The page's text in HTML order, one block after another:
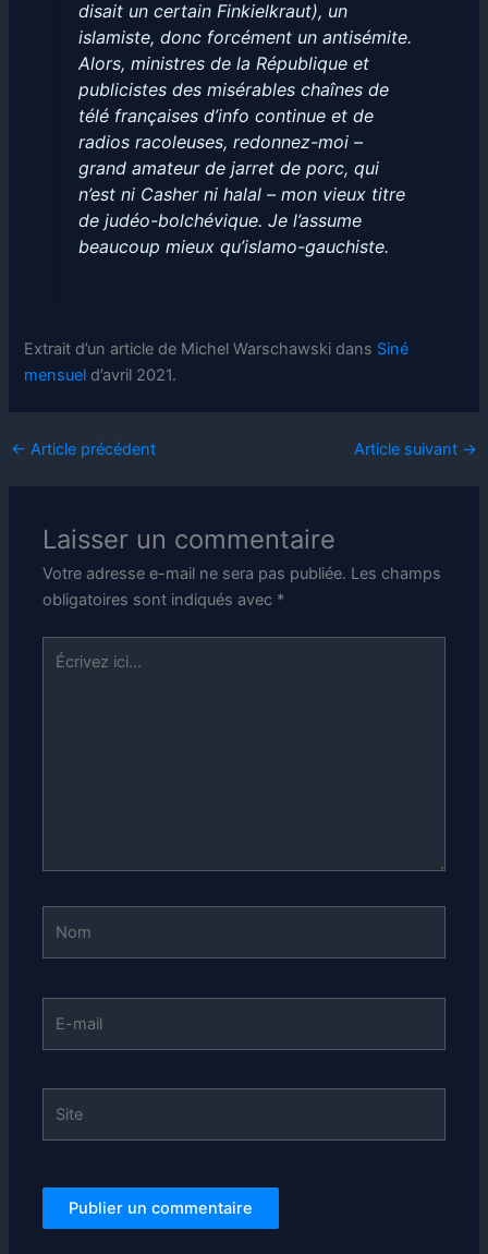
disait un certain Finkielkraut), un
islamiste, donc forcément un antisémite.
Alors, ministres de la République et
publicistes des misérables chaînes de
télé françaises d’info continue et de
radios racoleuses, redonnez-moi –
grand amateur de jarret de porc, qui
n’est ni Casher ni halal – mon vieux titre
de judéo-bolchévique. Je l’assume
beaucoup mieux qu’islamo-gauchiste.
Extrait d’un article de Michel Warschawski dans Siné
mensuel d’avril 2021.
← Article précédent Article suivant →
Laisser un commentaire
Votre adresse e-mail ne sera pas publiée. Les champs
obligatoires sont indiqués avec *
Écrivez
mail